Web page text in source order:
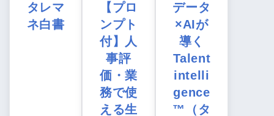
タレマ
ネ白書
【プロ
ンプト
付】人
事評
価・業
務で使
える生
データ
×AIが
導く
Talent
intelli
gence
™（タ